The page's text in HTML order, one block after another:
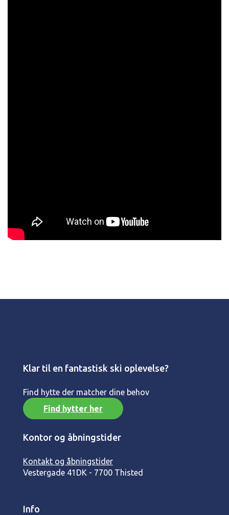
Klar til en fantastisk ski oplevelse?
Find hytte der matcher dine behov
Find hytter her
Kontor og åbningstider
Kontakt og åbningstider
Vestergade 41 DK - 7700 Thisted
Info